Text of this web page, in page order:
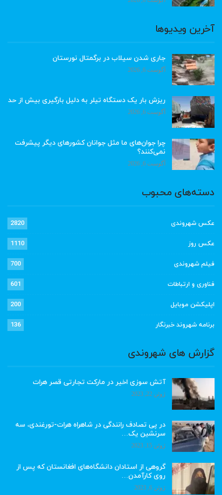
آخرین ویدیوها
جاری شدن سیلاب در برگمتال نورستان
آگوست 6, 2026
ریزش بار یک دستگاه تیلر به دلیل بارگیری بیش از حد
آگوست 6, 2026
چرا جوان‌های ما مثل جوانان کشورهای دیگر پیشرفت
نمی‌کنند؟
آگوست 6, 2026
دسته‌های محبوب
عکس شهروندی 2820
عکس روز 1110
فیلم شهروندی 700
فناوری و ارتباطات 601
اپلیکشن موبایل 200
برنامه شهروند خبرنگار 136
گزارش های شهروندی
آتش سوزی اخیر در مارکت تجارتی قصر هرات
ژوئن 22, 2023
در پی تصادف رانندگی در شاهراه هرات-تورغندی، سه
سرنشین یک…
ژوئن 15, 2023
گروهی از استادان دانشگاه‌های افغانستان که پس از
روی کارآمدن…
ژوئن 6, 2023